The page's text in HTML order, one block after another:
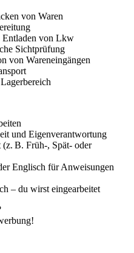
von Waren
Entladen von Lkw
Sichtprüfung
von Wareneingängen
und Eigenverantwortung
B. Früh-, Spät- oder
Englisch für Anweisungen
– du wirst eingearbeitet